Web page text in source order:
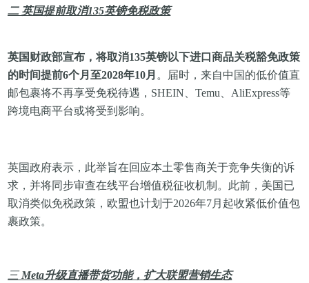
二 英国提前取消135英镑免税政策
英国财政部宣布，将取消135英镑以下进口商品关税豁免政策
的时间提前6个月至2028年10月 。届时，来自中国的低价值直
邮包裹将不再享受免税待遇，SHEIN、Temu、AliExpress等
跨境电商平台或将受到影响。
英国政府表示，此举旨在回应本土零售商关于竞争失衡的诉
求，并将同步审查在线平台增值税征收机制。此前，美国已
取消类似免税政策，欧盟也计划于2026年7月起收紧低价值包
裹政策。
三Meta升级直播带货功能，扩大联盟营销生态